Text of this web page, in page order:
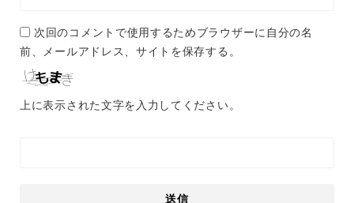
次回のコメントで使用するためブラウザーに自分の名
前、メールアドレス、サイトを保存する。
上に表示された文字を入力してください。